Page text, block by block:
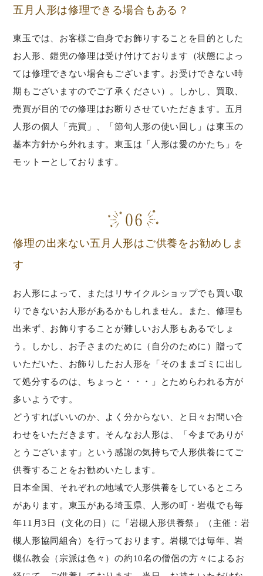
五月人形は修理できる場合もある？
東玉では、お客様ご自身でお飾りすることを目的とした
お人形、鎧兜の修理は受け付けております（状態によっ
ては修理できない場合もございます。お受けできない時
期もございますのでご了承ください）。しかし、買取、
売買が目的での修理はお断りさせていただきます。五月
人形の個人「売買」、「節句人形の使い回し」は東玉の
基本方針から外れます。東玉は「人形は愛のかたち」を
モットーとしております。
修理の出来ない五月人形はご供養をお勧めしま
す
お人形によって、またはリサイクルショップでも買い取
りできないお人形があるかもしれません。また、修理も
出来ず、お飾りすることが難しいお人形もあるでしょ
う。しかし、お子さまのために（自分のために）贈って
いただいた、お飾りしたお人形を「そのままゴミに出し
て処分するのは、ちょっと・・・」とためらわれる方が
多いようです。
どうすればいいのか、よく分からない、と日々お問い合
わせをいただきます。そんなお人形は、「今までありが
とうございます」という感謝の気持ちで人形供養にてご
供養することをお勧めいたします。
日本全国、それぞれの地域で人形供養をしているところ
があります。東玉がある埼玉県、人形の町・岩槻でも毎
年11月3日（文化の日）に「岩槻人形供養祭」（主催：岩
槻人形協同組合）を行っております。岩槻では毎年、岩
槻仏教会（宗派は色々）の約10名の僧侶の方々によるお